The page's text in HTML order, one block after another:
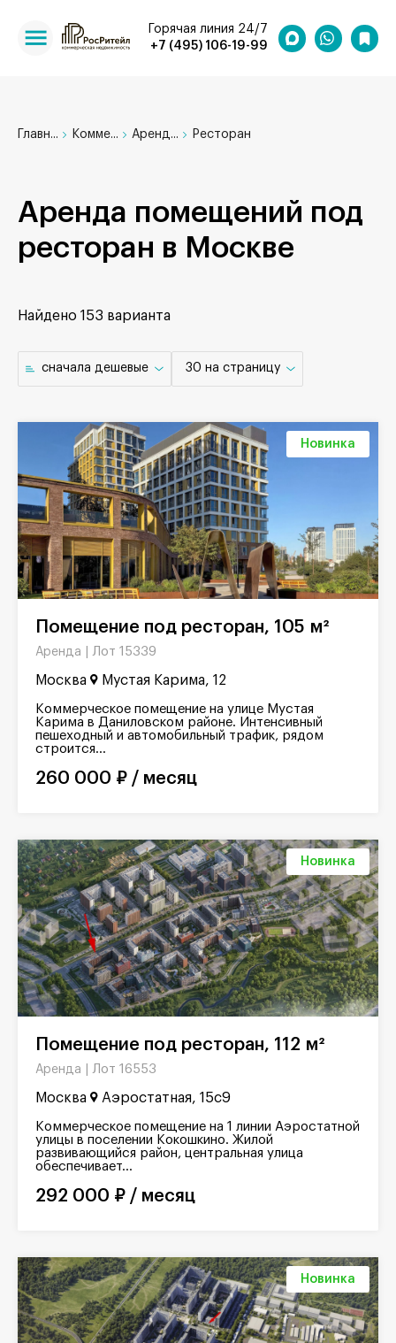
+7 (495) 106-19-99
Горячая линия 24/7
Главн... Комме... Аренд... Ресторан
Аренда помещений под
ресторан в Москве
Найдено 153 варианта
cначала дешевые 30 на страницу
Новинка
Помещение под ресторан, 105 м²
Аренда | Лот 15339
Москва Мустая Карима, 12
Коммерческое помещение на улице Мустая
Карима в Даниловском районе. Интенсивный
пешеходный и автомобильный трафик, рядом
строится...
260 000 ₽ / месяц
Новинка
Помещение под ресторан, 112 м²
Аренда | Лот 16553
Москва Аэростатная, 15с9
Коммерческое помещение на 1 линии Аэростатной
улицы в поселении Кокошкино. Жилой
развивающийся район, центральная улица
обеспечивает...
292 000 ₽ / месяц
Новинка